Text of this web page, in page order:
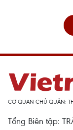
CƠ QUAN CHỦ QUẢN:
Tổng Biên tập: